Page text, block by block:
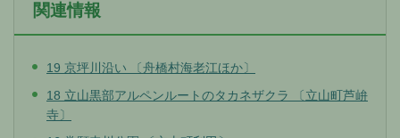
関連情報
19 京坪川沿い 〔舟橋村海老江ほか〕
18 立山黒部アルペンルートのタカネザクラ 〔立山町芦峅
寺〕